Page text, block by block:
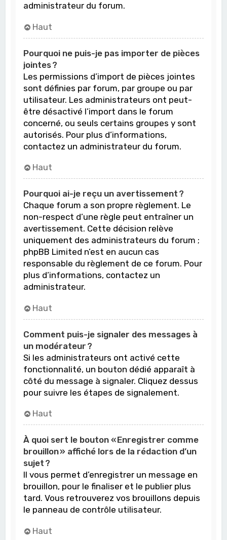
administrateur du forum.
Haut
Pourquoi ne puis-je pas importer de pièces
jointes ?
Les permissions d’import de pièces jointes
sont définies par forum, par groupe ou par
utilisateur. Les administrateurs ont peut-
être désactivé l’import dans le forum
concerné, ou seuls certains groupes y sont
autorisés. Pour plus d’informations,
contactez un administrateur du forum.
Haut
Pourquoi ai-je reçu un avertissement ?
Chaque forum a son propre règlement. Le
non-respect d’une règle peut entraîner un
avertissement. Cette décision relève
uniquement des administrateurs du forum ;
phpBB Limited n’est en aucun cas
responsable du règlement de ce forum. Pour
plus d’informations, contactez un
administrateur.
Haut
Comment puis-je signaler des messages à
un modérateur ?
Si les administrateurs ont activé cette
fonctionnalité, un bouton dédié apparaît à
côté du message à signaler. Cliquez dessus
pour suivre les étapes de signalement.
Haut
À quoi sert le bouton « Enregistrer comme
brouillon » affiché lors de la rédaction d’un
sujet ?
Il vous permet d’enregistrer un message en
brouillon, pour le finaliser et le publier plus
tard. Vous retrouverez vos brouillons depuis
le panneau de contrôle utilisateur.
Haut